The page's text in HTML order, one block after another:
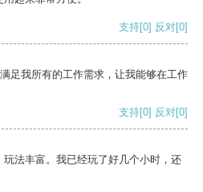
支持[0] 反对[0]
足我所有的工作需求，让我能够在工作
支持[0] 反对[0]
法丰富。我已经玩了好几个小时，还